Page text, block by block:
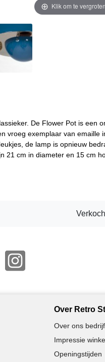
Klik om te vergroten
De Flower Pot is een
vroeg exemplaar van emaille
de lamp is opnieuw
21 cm in diameter en 15 cm
Over Retro
Over ons bedrijf
Impressie
Openingstijden